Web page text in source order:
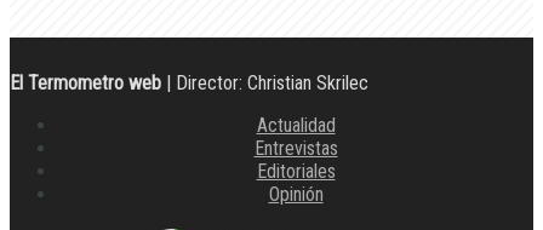
El Termometro web | Director: Christian Skrilec
Actualidad
Entrevistas
Editoriales
Opinión